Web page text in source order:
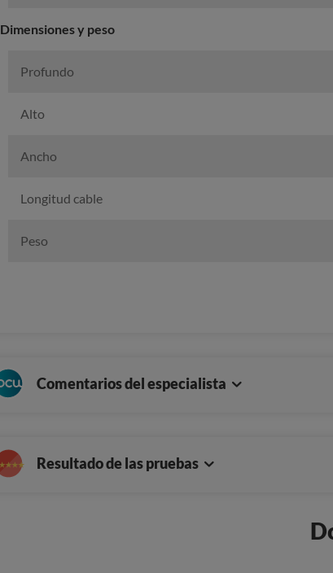
Dimensiones y peso
Profundo
Alto
Ancho
Longitud cable
Peso
Comentarios del especialista
Resultado de las pruebas